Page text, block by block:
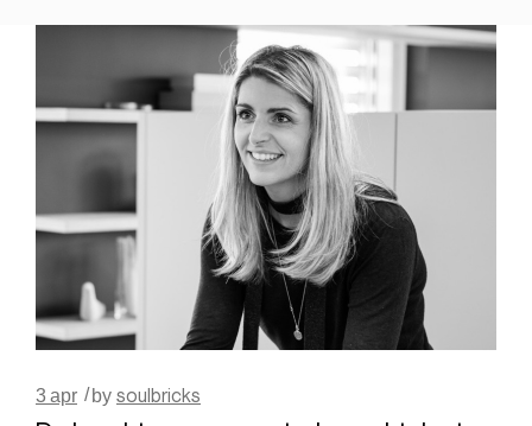
3 apr by soulbricks